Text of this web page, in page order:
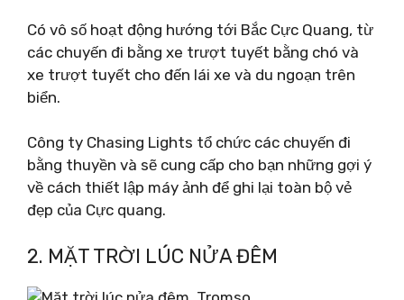
Có vô số hoạt động hướng tới Bắc Cực Quang, từ
các chuyến đi bằng xe trượt tuyết bằng chó và
xe trượt tuyết cho đến lái xe và du ngoạn trên
biển.
Công ty Chasing Lights tổ chức các chuyến đi
bằng thuyền và sẽ cung cấp cho bạn những gợi ý
về cách thiết lập máy ảnh để ghi lại toàn bộ vẻ
đẹp của Cực quang.
2. MẶT TRỜI LÚC NỬA ĐÊM